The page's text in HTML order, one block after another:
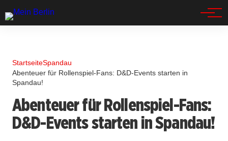
StartseiteSpandau
Abenteuer für Rollenspiel-Fans: D&D-Events starten in
Spandau!
Abenteuer für Rollenspiel-Fans:
D&D-Events starten in Spandau!